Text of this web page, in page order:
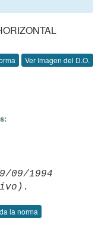
Ver Imagen del D.O.
09/1994
la norma